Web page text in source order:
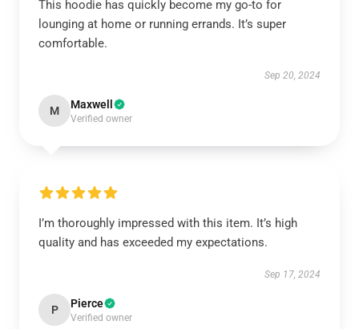
This hoodie has quickly become my go-to for
lounging at home or running errands. It’s super
comfortable.
Sep 20, 2024
M Maxwell
Verified owner
I’m thoroughly impressed with this item. It’s high
quality and has exceeded my expectations.
Sep 17, 2024
P Pierce
Verified owner